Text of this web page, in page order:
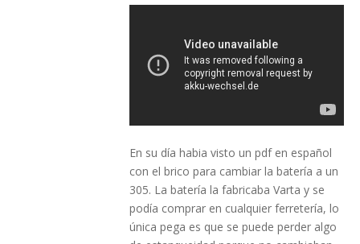
En su día habia visto un pdf en español
con el brico para cambiar la batería a un
305. La batería la fabricaba Varta y se
podía comprar en cualquier ferretería, lo
única pega es que se puede perder algo